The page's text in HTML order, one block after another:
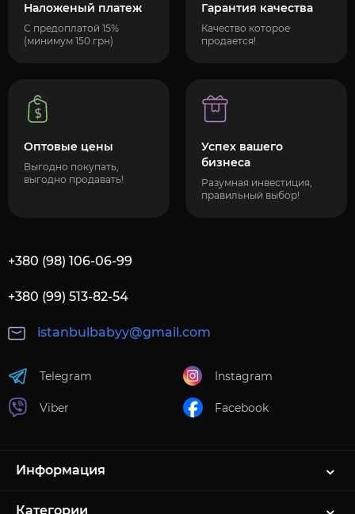
Наложеный платеж
С предоплатой 15%
(минимум 150 грн)
Гарантия качества
Качество которое
продается!
Оптовые цены
Выгодно покупать,
выгодно продавать!
Успех вашего
бизнеса
Разумная инвестиция,
правильный выбор!
+380 (98) 106-06-99
+380 (99) 513-82-54
istanbulbabyy@gmail.com
Telegram
Viber
Instagram
Facebook
Информация
Категории